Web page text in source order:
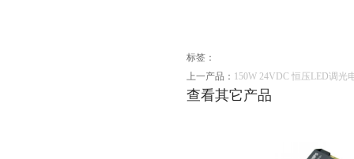
标签：
上一产品： 150W 24VDC 恒压LED调光
查看其它产品